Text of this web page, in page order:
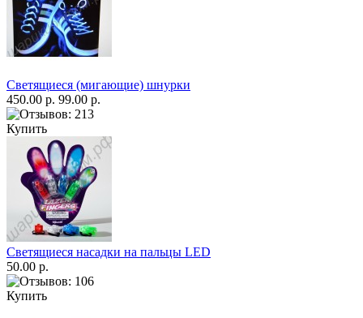
Светящиеся (мигающие) шнурки
450.00 р. 99.00 р.
Купить
Светящиеся насадки на пальцы LED
50.00 р.
Купить